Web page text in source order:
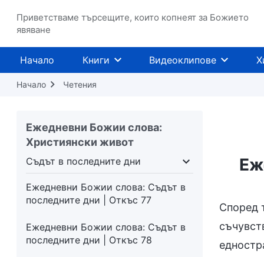
Приветстваме търсещите, които копнеят за Божието
явяване
Начало Книги Видеоклипове
Начало Четения
Ежедневни Божии слова:
Християнски живот
Съдът в последните дни
Му Съдът в последните дни
Ежедневни Божии слова: Съдът в
последните дни | Откъс 77
Ежедневни Божии слова: Съдът в
последните дни | Откъс 78
Според